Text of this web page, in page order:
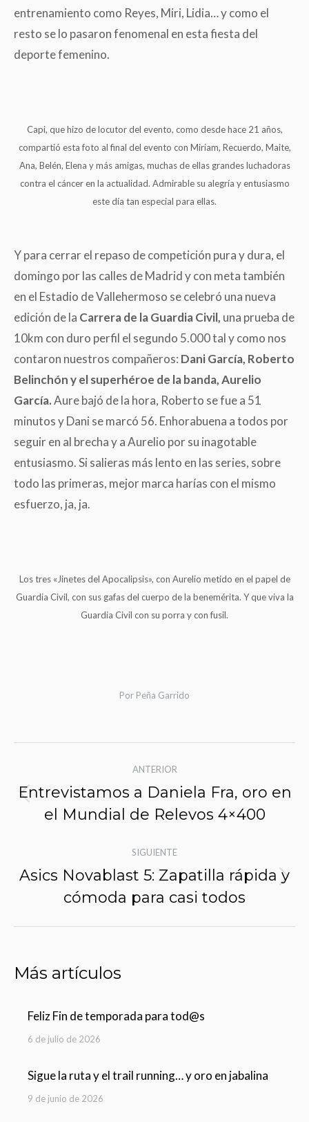
entrenamiento como Reyes, Miri, Lidia… y como el
resto se lo pasaron fenomenal en esta fiesta del
deporte femenino.
Capi, que hizo de locutor del evento, como desde hace 21 años,
compartió esta foto al final del evento con Miriam, Recuerdo, Maite,
Ana, Belén, Elena y más amigas, muchas de ellas grandes luchadoras
contra el cáncer en la actualidad. Admirable su alegría y entusiasmo
este día tan especial para ellas.
Y para cerrar el repaso de competición pura y dura, el
domingo por las calles de Madrid y con meta también
en el Estadio de Vallehermoso se celebró una nueva
edición de la Carrera de la Guardia Civil, una prueba de
10km con duro perfil el segundo 5.000 tal y como nos
contaron nuestros compañeros: Dani García, Roberto
Belinchón y el superhéroe de la banda, Aurelio
García.Aure bajó de la hora, Roberto se fue a 51
minutos y Dani se marcó 56. Enhorabuena a todos por
seguir en al brecha y a Aurelio por su inagotable
entusiasmo. Si salieras más lento en las series, sobre
todo las primeras, mejor marca harías con el mismo
esfuerzo, ja, ja.
Los tres «Jinetes del Apocalipsis», con Aurelio metido en el papel de
Guardia Civil, con sus gafas del cuerpo de la benemérita. Y que viva la
Guardia Civil con su porra y con fusil.
Por Peña Garrido
de
entradas
ANTERIOR
Entrada
anterior:
Entrevistamos a Daniela Fra, oro en
el Mundial de Relevos 4×400
SIGUIENTE
Siguiente
entrada:
Asics Novablast 5: Zapatilla rápida y
cómoda para casi todos
Más artículos
Feliz Fin de temporada para tod@s
6 de julio de 2026
Sigue la ruta y el trail running… y oro en jabalina
9 de junio de 2026